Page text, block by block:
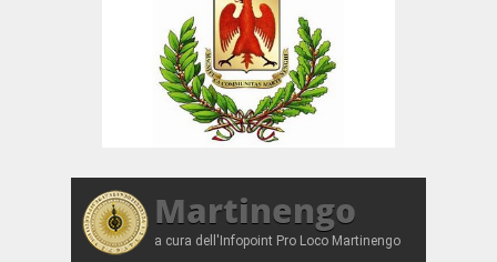
Martinengo
a cura dell'Infopoint Pro Loco Martinengo